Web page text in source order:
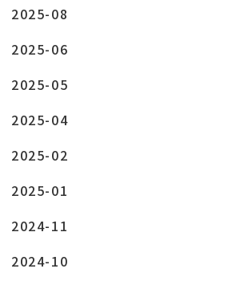
2025-08
2025-06
2025-05
2025-04
2025-02
2025-01
2024-11
2024-10